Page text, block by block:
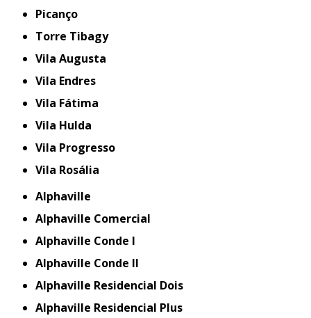
Picanço
Torre Tibagy
Vila Augusta
Vila Endres
Vila Fátima
Vila Hulda
Vila Progresso
Vila Rosália
Alphaville
Alphaville Comercial
Alphaville Conde I
Alphaville Conde II
Alphaville Residencial Dois
Alphaville Residencial Plus